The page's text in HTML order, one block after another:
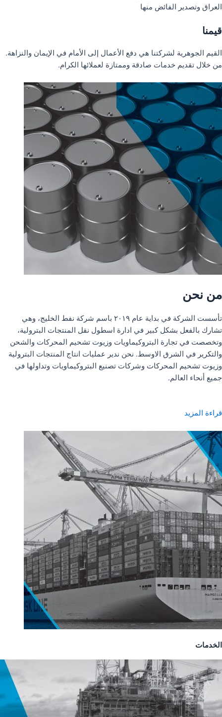
العراق وتصدير الفائض منها
قيمنا
القيم الجوهرية لشركتنا هي دفع الأعمال إلى الأمام في الإيمان والنزاهة.
من خلال تقديم خدمات صادقة وممتازة لعملائها الكرام.
من نحن
تأسست الشركة في بداية عام ٢٠١٩ باسم شركة نفط الخليج، وهي
تشارك بالفعل بشكل كبير في ادارة اسطول نقل المنتجات البترولية،
وتخصصت في تجارة البتروكيماويات وزيوت تشحيم المحركات والشحن
والتكرير في الشرق الاوسط. نحن ندير عمليات انتاج المنتجات البترولية
وزيوت تشحيم المحركات وشركات تصنيع البتروكيماويات وتداولها في
جميع أنحاء العالم.
قراءة المزيد
الخدمات